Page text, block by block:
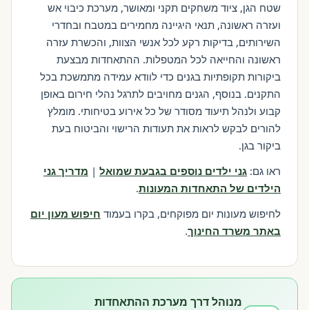
שטח הגן, ציוד משחקים תקני ומאושר, מערכת כיבוי אש
ועזרה ראשונה, תנאי היגיינה מחמירים במטבח ובחדרי
השירותים, בדיקות רקע לכל אנשי הצוות, והכשרת עזרה
ראשונה והחייאה לכל המטפלות. ההתאחדות מבצעת
ביקורות תקופתיות בגנים כדי לוודא עמידה מתמשכת בכל
התקנים. בנוסף, הגנים מחויבים לתרגל נהלי חירום באופן
קבוע ולנהל תיעוד מסודר של כל אירוע בטיחותי. מומלץ
להורים לבקש לראות את תעודות הרישוי והביטוח בעת
ביקור בגן.
ראו גם: גני ילדים נוספים בגבעת שמואל | מדריך גני
הילדים של התאחדות המעונות.
לחיפוש מעונות יום מפוקחים, בקרו בעמוד חיפוש מעון יום
באתר משרד החינוך.
מנוהל דרך מערכת ההתאחדות